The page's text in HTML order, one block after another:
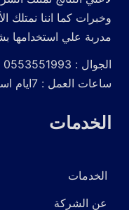
وخبرات كما اننا نمتلك
مدربة علي استخدامها
الجوال : 0553551993
ساعات العمل : 7ايام اسبوعيا / 24 ساعة يوميا
الخدمات
الخدمات
عن الشركة